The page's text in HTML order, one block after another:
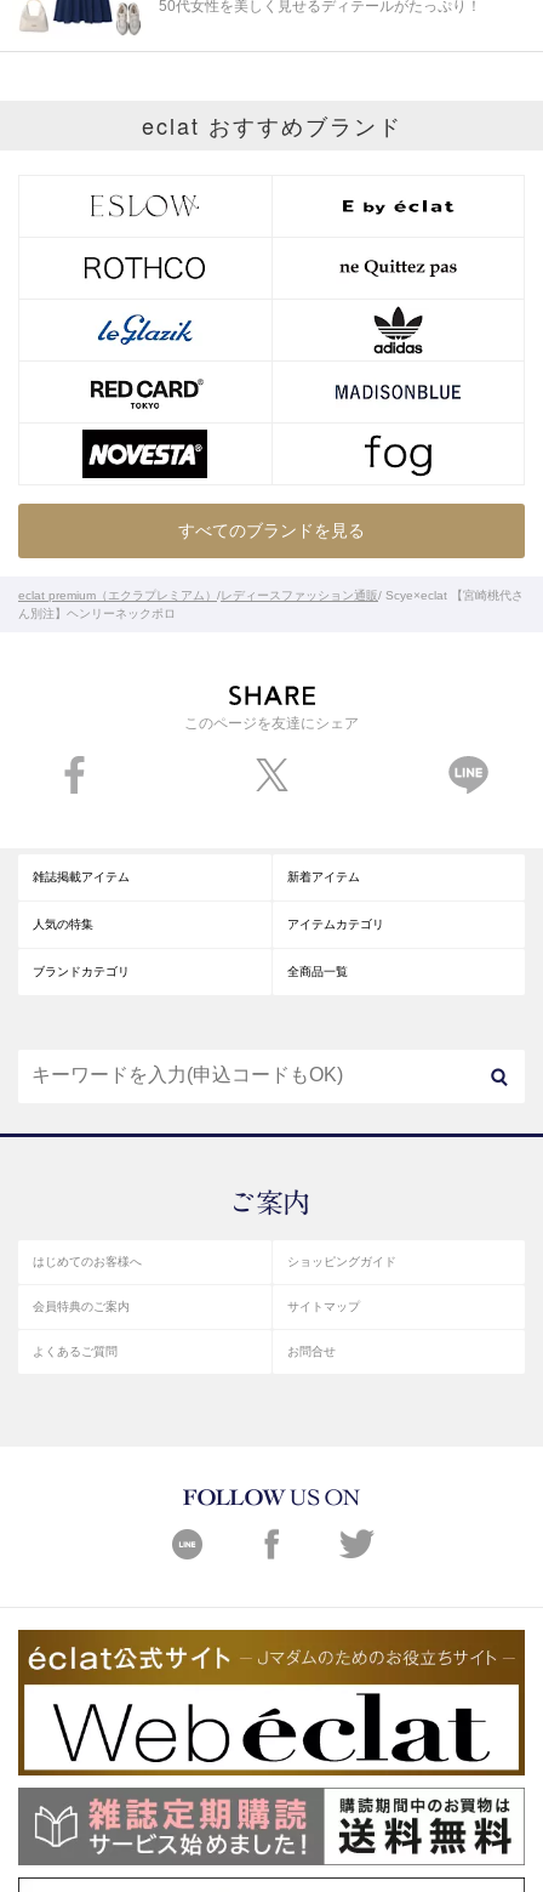
このページを友達にシェア
50代女性を美しく見せるディテールがたっぷり！
eclat おすすめブランド
すべてのブランドを見る
eclat premium（エクラプレミアム） /レディースファッション通販/ Scye×eclat 【宮崎桃代さ
ん別注】ヘンリーネックポロ
雑誌掲載アイテム 新着アイテム
人気の特集 アイテムカテゴリ
ブランドカテゴリ 全商品一覧
はじめてのお客様へ ショッピングガイド
会員特典のご案内 サイトマップ
よくあるご質問 お問合せ